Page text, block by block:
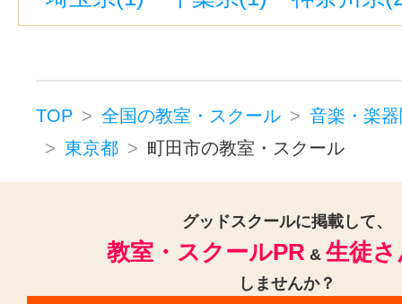
池袋駅(1)
立川南駅(1) 駒込駅
トロンボーン(2)
チューバ(1)
サックス(3)
トランペット(3)
クラリネット(3)
ゴスペル(1)
二胡(3)
三味線(3)
沖縄三線(3)
邦楽・J-POP(3)
ホルン(2)
音楽・楽器その他(3)
TOP 全国の教室・スクール
音楽・楽
東京都
町田市の教室・スクール
グッドスクールに掲載して、
教室・スクールPR & 生徒
しませんか？